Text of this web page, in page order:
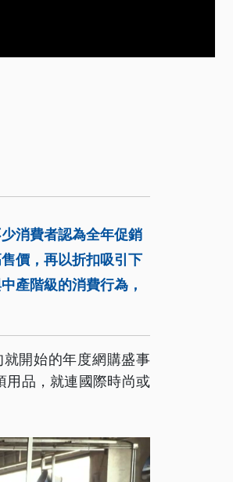
消費者認為全年促銷
價，再以折扣吸引下
產階級的消費行為，
開始的年度網購盛事
用品，就連國際時尚或